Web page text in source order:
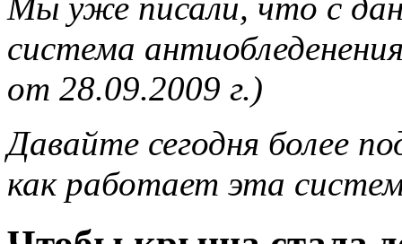
система
от 28.09.2009 г.)
Давайте сегодня более
как работает эта